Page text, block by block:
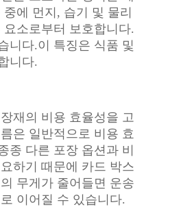
에 먼지, 습기 및 물리
소로부터 보호합니다.
니다.이 특징은 식품 및
니다.
재의 비용 효율성을 고
은 일반적으로 비용 효
종 다른 포장 옵션과 비
하기 때문에 카드 박스
무게가 줄어들면 운송
이어질 수 있습니다.